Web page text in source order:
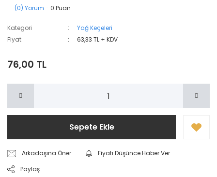
(0) Yorum - 0 Puan
Kategori
Yağ Keçeleri
Fiyat
63,33 TL + KDV
76,00 TL
Sepete Ekle
Arkadaşına Öner
Fiyatı Düşünce Haber Ver
Paylaş